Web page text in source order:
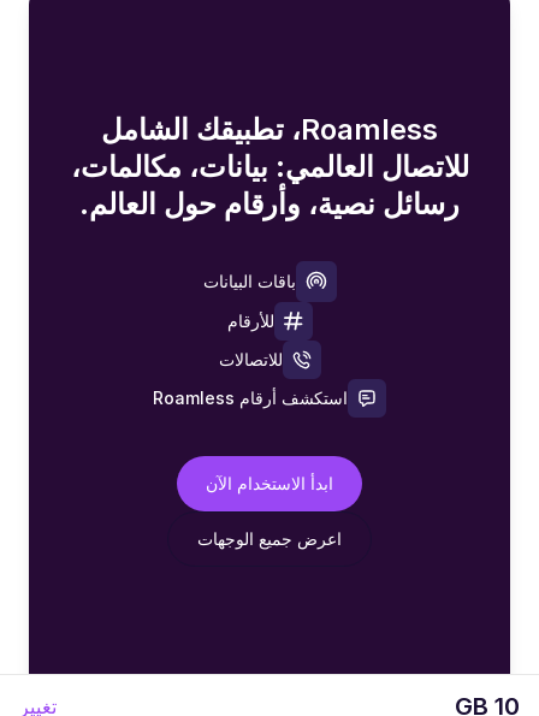
10 GB تغيير
Roamless، تطبيقك الشامل
للاتصال العالمي: بيانات، مكالمات،
رسائل نصية، وأرقام حول العالم.
باقات البيانات
للأرقام
للاتصالات
استكشف أرقام Roamless
ابدأ الاستخدام الآن
اعرض جميع الوجهات